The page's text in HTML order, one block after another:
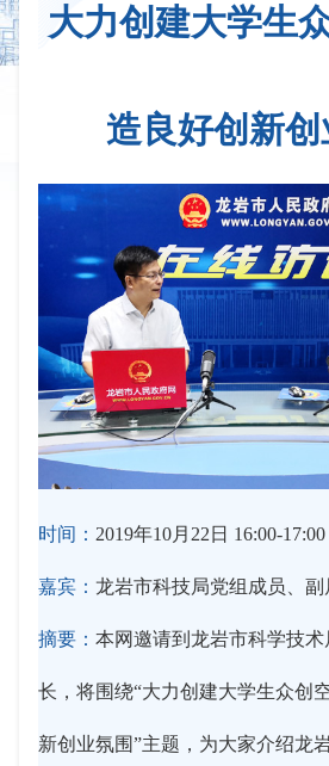
大力创建大学生
造良好创新创
时间： 2019年10月22日 16:00-17:00
嘉宾： 龙岩市科技局党组成员、副
摘要： 本网邀请到龙岩市科学技
长，将围绕“大力创建大学生众创
新创业氛围”主题，为大家介绍龙